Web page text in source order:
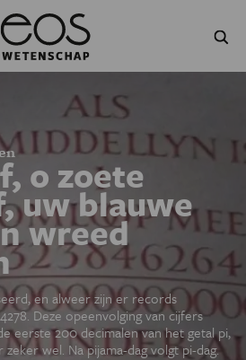
TECHNOLOGIE
RUIMTE
GESCHIEDENIS
BLOGS
AGENDA
o zoete
uw blauwe
wreed
en alweer zijn er records
Deze opeenvolging van cijfers
eerste 200 decimalen van het getal pi,
wel. Na pijama-dag volgt pi-dag.